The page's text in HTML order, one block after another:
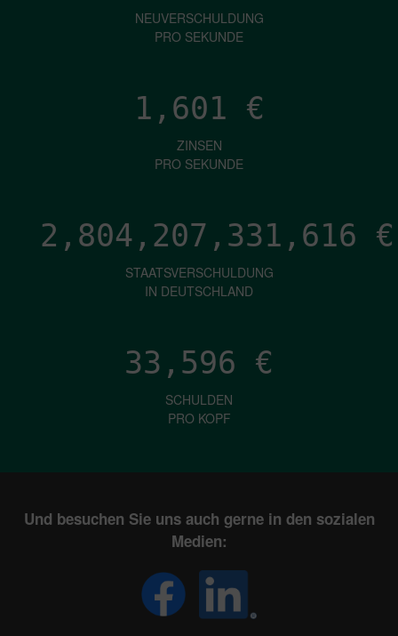
NEUVERSCHULDUNG
PRO SEKUNDE
1,601 €
ZINSEN
PRO SEKUNDE
2,804,207,335,586 €
STAATSVERSCHULDUNG
IN DEUTSCHLAND
33,596 €
SCHULDEN
PRO KOPF
Und besuchen Sie uns auch gerne in den sozialen
Medien: